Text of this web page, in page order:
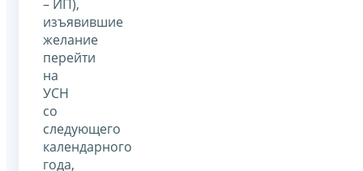
– ИП),
изъявившие
желание
перейти
на
УСН
со
следующего
календарного
года,